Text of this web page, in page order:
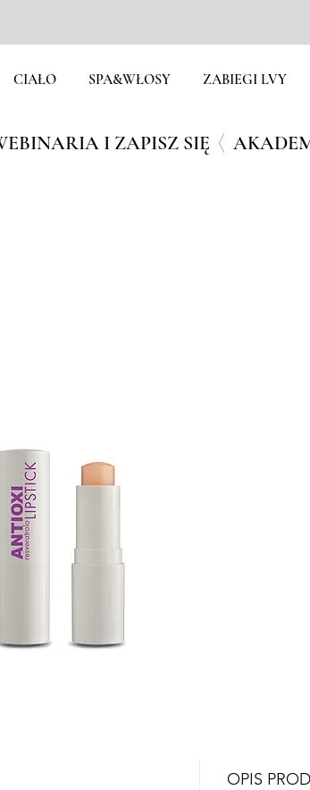
CIAŁO SPA&WŁOSY ZABIEGI LVY
I ZAPISZ SIĘ
OPIS